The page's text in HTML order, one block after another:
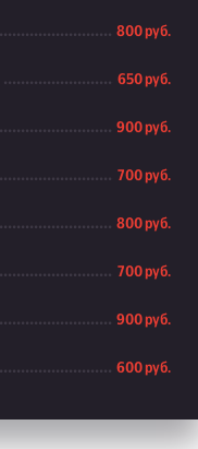
800 руб.
650 руб.
900 руб.
700 руб.
800 руб.
700 руб.
900 руб.
600 руб.